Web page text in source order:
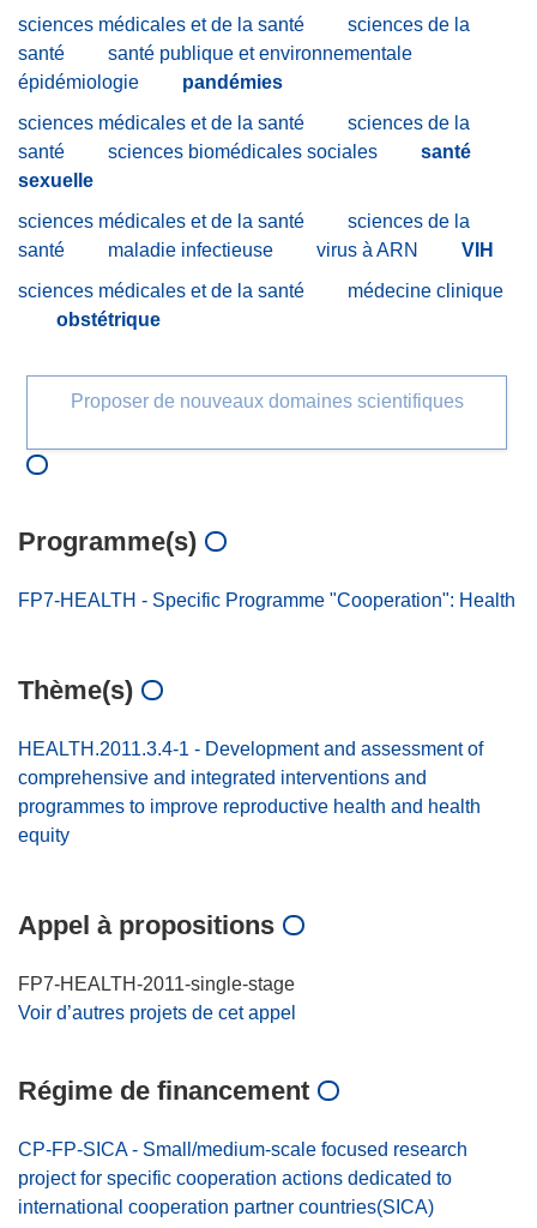
sciences médicales et de la santé
sciences de la
santé
santé publique et environnementale
épidémiologie
pandémies
sciences médicales et de la santé
sciences de la
santé
sciences biomédicales sociales
santé
sexuelle
sciences médicales et de la santé
sciences de la
santé
maladie infectieuse virus à ARN
VIH
sciences médicales et de la santé
médecine clinique
obstétrique
Proposer de nouveaux domaines scientifiques
Programme(s)
FP7-HEALTH - Specific Programme "Cooperation": Health
Thème(s)
HEALTH.2011.3.4-1 - Development and assessment of
comprehensive and integrated interventions and
programmes to improve reproductive health and health
equity
Appel à propositions
FP7-HEALTH-2011-single-stage
Voir d’autres projets de cet appel
Régime de financement
CP-FP-SICA - Small/medium-scale focused research
project for specific cooperation actions dedicated to
international cooperation partner countries(SICA)